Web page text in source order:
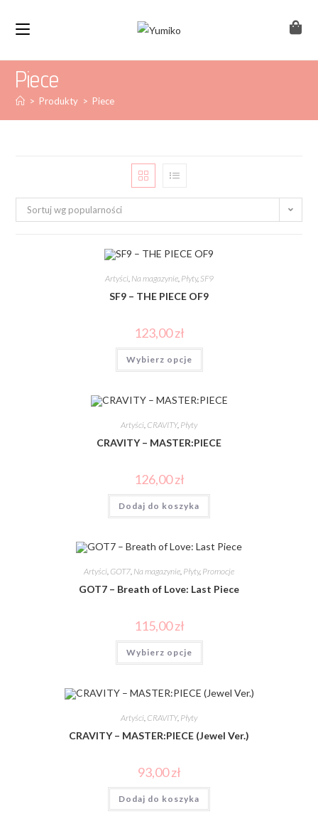
Piece
> Produkty > Piece
Sortuj wg popularności
Artyści, Na magazynie, Płyty, SF9
SF9 – THE PIECE OF9
123,00zł
Wybierz opcje
Artyści, CRAVITY, Płyty
CRAVITY – MASTER:PIECE
126,00zł
Dodaj do koszyka
Artyści, GOT7, Na magazynie, Płyty, Promocje
GOT7 – Breath of Love: Last Piece
115,00zł
Wybierz opcje
Artyści, CRAVITY, Płyty
CRAVITY – MASTER:PIECE (Jewel Ver.)
93,00zł
Dodaj do koszyka